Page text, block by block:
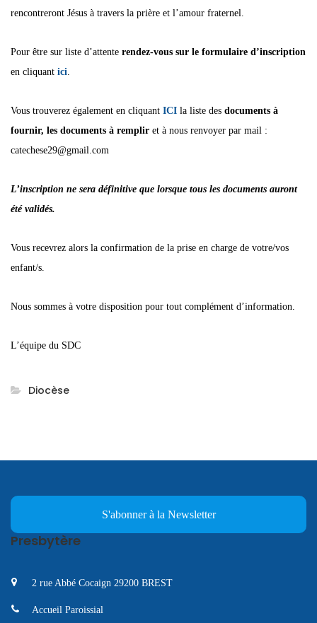
rencontreront Jésus à travers la prière et l’amour fraternel.
Pour être sur liste d’attente rendez-vous sur le formulaire d’inscription
en cliquant ici.
Vous trouverez également en cliquant ICI la liste des documents à
fournir, les documents à remplir et à nous renvoyer par mail :
catechese29@gmail.com
L’inscription ne sera définitive que lorsque tous les documents auront
été validés.
Vous recevrez alors la confirmation de la prise en charge de votre/vos
enfant/s.
Nous sommes à votre disposition pour tout complément d’information.
L’équipe du SDC
Diocèse
S'abonner à la Newsletter
Presbytère
2 rue Abbé Cocaign 29200 BREST
Accueil Paroissial